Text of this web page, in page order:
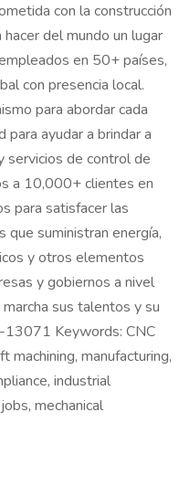
con la construcción
del mundo un lugar
en 50+ países,
con presencia local.
para abordar cada
para ayudar a brindar a
servicios de control de
a 10,000+ clientes en
para satisfacer las
suministran energía,
y otros elementos
y gobiernos a nivel
sus talentos y su
13071 Keywords: CNC
machining, manufacturing,
industrial
mechanical